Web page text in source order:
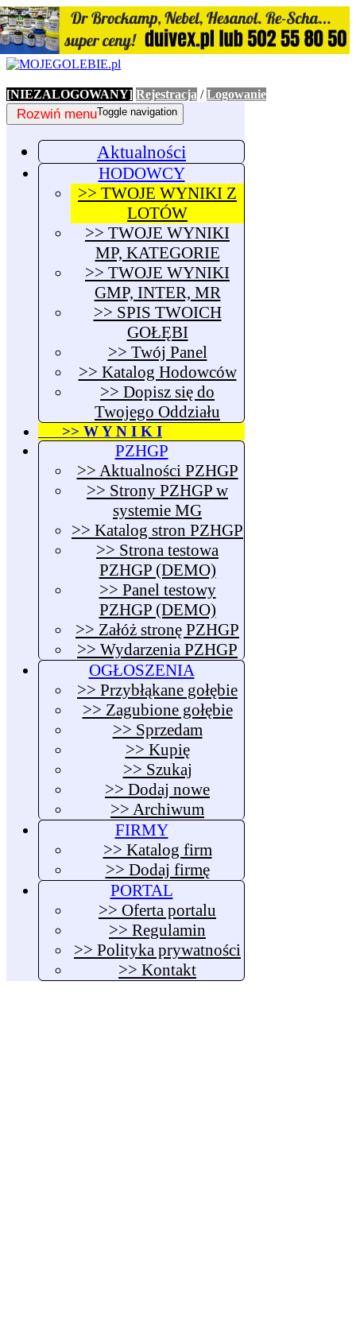
[NIEZALOGOWANY] Rejestracja /Logowanie
Toggle navigation
Rozwiń menu
Aktualności
HODOWCY
>> TWOJE WYNIKI Z
LOTÓW
>> TWOJE WYNIKI
MP, KATEGORIE
>> TWOJE WYNIKI
GMP, INTER, MR
>> SPIS TWOICH
GOŁĘBI
>> Twój Panel
>> Katalog Hodowców
>> Dopisz się do
Twojego Oddziału
>> W Y N I K I
PZHGP
>> Aktualności PZHGP
>> Strony PZHGP w
systemie MG
>> Katalog stron PZHGP
>> Strona testowa
PZHGP (DEMO)
>> Panel testowy
PZHGP (DEMO)
>> Załóż stronę PZHGP
>> Wydarzenia PZHGP
OGŁOSZENIA
>> Przybłąkane gołębie
>> Zagubione gołębie
>> Sprzedam
>> Kupię
>> Szukaj
>> Dodaj nowe
>> Archiwum
FIRMY
>> Katalog firm
>> Dodaj firmę
PORTAL
>> Oferta portalu
>> Regulamin
>> Polityka prywatności
>> Kontakt